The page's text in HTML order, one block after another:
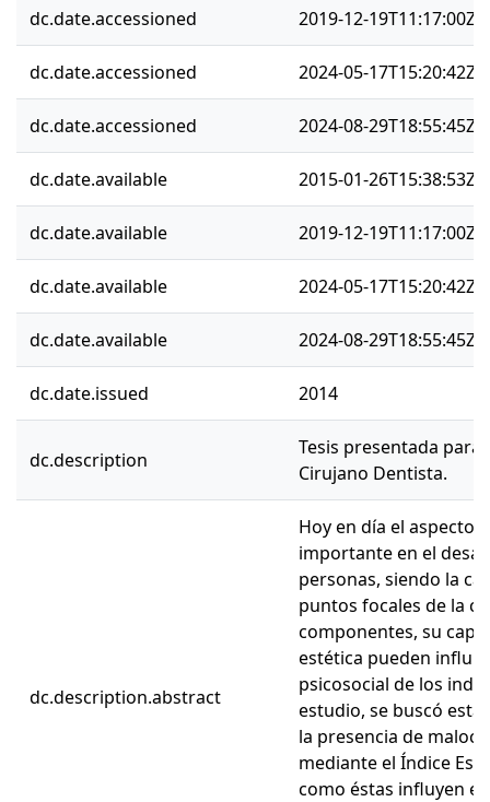
dc.date.accessioned 2019-12-19T11:17:00Z
dc.date.accessioned 2024-05-17T15:20:42Z
dc.date.accessioned 2024-08-29T18:55:45Z
dc.date.available 2015-01-26T15:38:53Z
dc.date.available 2019-12-19T11:17:00Z
dc.date.available 2024-05-17T15:20:42Z
dc.date.available 2024-08-29T18:55:45Z
dc.date.issued 2014
dc.description
Tesis presentada
Cirujano Dentista.
dc.description.abstract
Hoy en día el aspecto
importante en el
personas, siendo la
puntos focales de la
componentes, su
estética pueden
psicosocial de los
estudio, se buscó
la presencia de
mediante el Índice
como éstas influyen